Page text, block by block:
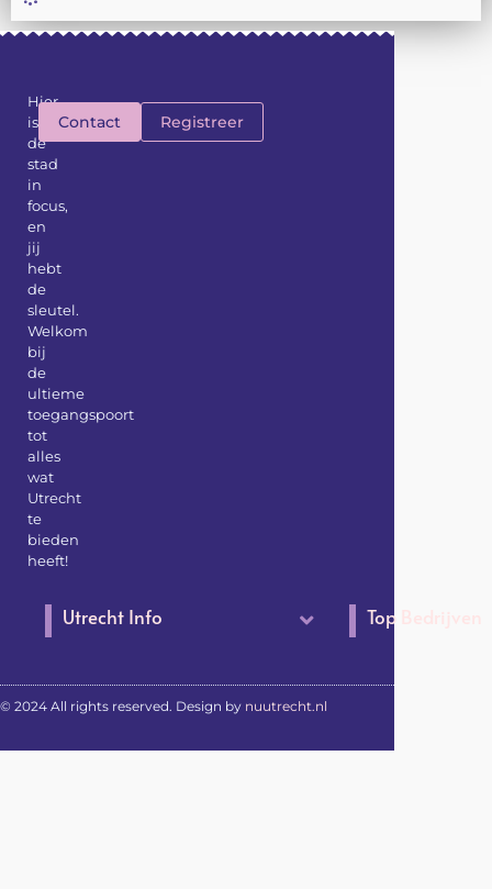
Hier
is
de
stad
in
focus,
en
jij
hebt
de
sleutel.
Welkom
bij
de
ultieme
toegangspoort
tot
alles
wat
Utrecht
te
bieden
heeft!
Contact Registreer
Utrecht Info Top Bedrijven
© 2024 All rights reserved. Design by nuutrecht.nl